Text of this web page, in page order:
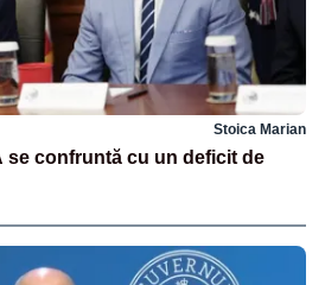
Stoica Marian
se confruntă cu un deficit de